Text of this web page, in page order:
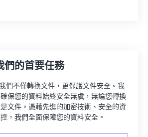
們的首要任務
們不僅轉換文件，更保護文件安全。我
保您的資料始終安全無虞，無論您轉換
文件。憑藉先進的加密技術、安全的資
，我們全面保障您的資料安全。